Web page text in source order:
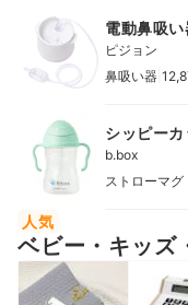
電動鼻吸
ピジョン
鼻吸い器
シッピー
b.box
ストローマグ
人気
ベビー・キッ